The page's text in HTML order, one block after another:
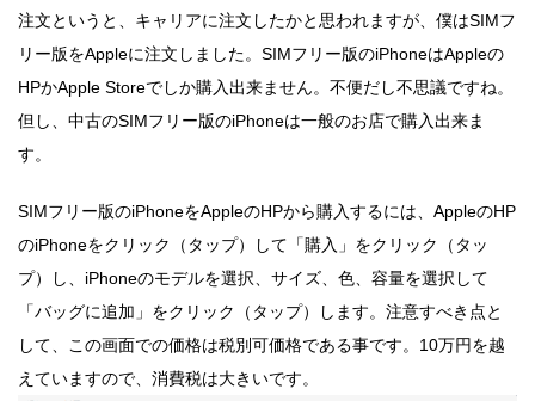
注文というと、キャリアに注文したかと思われますが、僕はSIMフ
リー版をAppleに注文しました。SIMフリー版のiPhoneはAppleの
HPかApple Storeでしか購入出来ません。不便だし不思議ですね。
但し、中古のSIMフリー版のiPhoneは一般のお店で購入出来ま
す。
SIMフリー版のiPhoneをAppleのHPから購入するには、AppleのHP
のiPhoneをクリック（タップ）して「購入」をクリック（タッ
プ）し、iPhoneのモデルを選択、サイズ、色、容量を選択して
「バッグに追加」をクリック（タップ）します。注意すべき点と
して、この画面での価格は税別可価格である事です。10万円を越
えていますので、消費税は大きいです。